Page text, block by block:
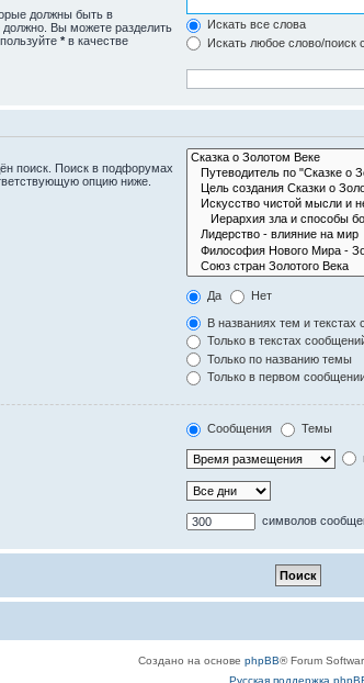
должны быть в
должно. Вы можете разделить
* в качестве
Искать все слова
Искать любое слово/поиск
поиск. Поиск в подфорумах
опцию ниже.
Да Нет
В названиях тем и текстах
Только в текстах
Только по названию темы
Только в первом
Сообщения Темы
символов
Создано на основе phpBB® Forum
Русская поддержка